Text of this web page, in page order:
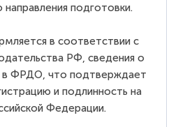
направления подготовки.
в соответствии с
РФ, сведения о
в ФРДО, что подтверждает
и подлинность на
Федерации.